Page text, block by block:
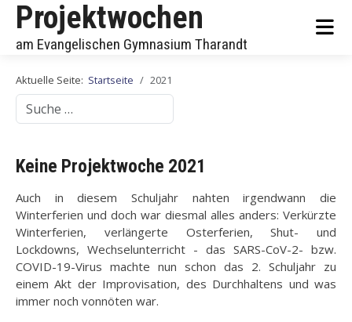
Projektwochen
am Evangelischen Gymnasium Tharandt
Aktuelle Seite: Startseite 2021
Suchen
Keine Projektwoche 2021
Auch in diesem Schuljahr nahten irgendwann die
Winterferien und doch war diesmal alles anders: Verkürzte
Winterferien, verlängerte Osterferien, Shut- und
Lockdowns, Wechselunterricht - das SARS-CoV-2- bzw.
COVID-19-Virus machte nun schon das 2. Schuljahr zu
einem Akt der Improvisation, des Durchhaltens und was
immer noch vonnöten war.